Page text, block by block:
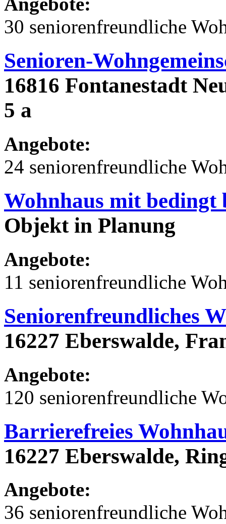
30 seniorenfreundliche
Senioren-
16816 Fontanestadt
5 a
Angebote:
24 seniorenfreundliche
Wohnhaus mit bedingt
Objekt in Planung
Angebote:
11 seniorenfreundliche
Seniorenfreundliches
16227 Eberswalde,
Angebote:
120 seniorenfreundliche
Barrierefreies
16227 Eberswalde,
Angebote:
36 seniorenfreundliche